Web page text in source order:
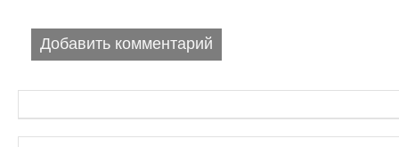
Добавить комментарий